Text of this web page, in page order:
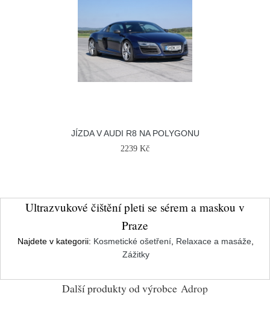
JÍZDA V AUDI R8 NA POLYGONU
2239 Kč
Ultrazvukové čištění pleti se sérem a maskou v
Praze
Najdete v kategorii: Kosmetické ošetření Relaxace a masáže
Zážitky
Další produkty od výrobce Adrop